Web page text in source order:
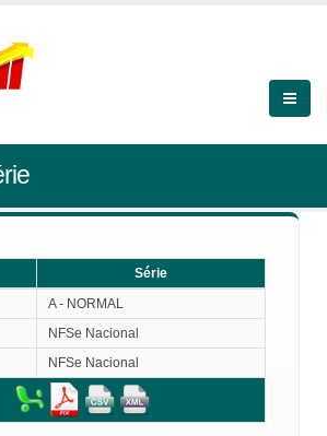
Série
A - NORMAL
NFSe Nacional
NFSe Nacional